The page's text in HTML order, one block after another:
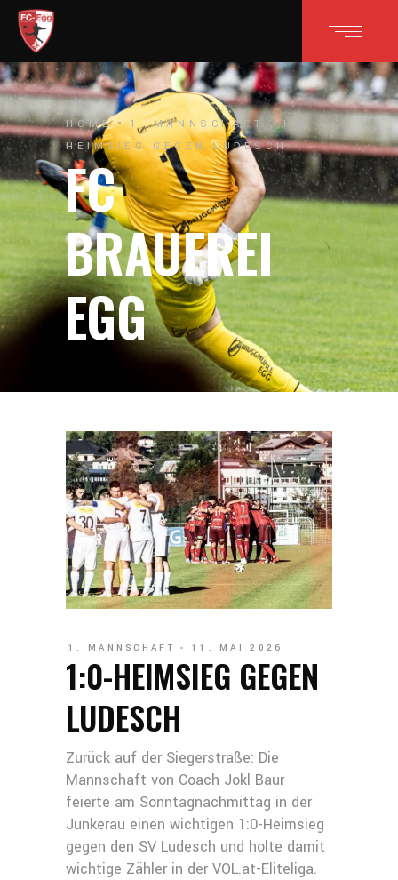
HOME 1. MANNSCHAFT
1:0-
HEIMSIEG GEGEN LUDESCH
FC
BRAUEREI
EGG
1. MANNSCHAFT 11. MAI 2026
1:0-HEIMSIEG GEGEN
LUDESCH
Zurück auf der Siegerstraße: Die
Mannschaft von Coach Jokl Baur
feierte am Sonntagnachmittag in der
Junkerau einen wichtigen 1:0-Heimsieg
gegen den SV Ludesch und holte damit
wichtige Zähler in der VOL.at-Eliteliga.